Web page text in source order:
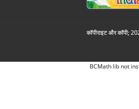
कॉपीराइट और कॉपी;
BCMath lib not